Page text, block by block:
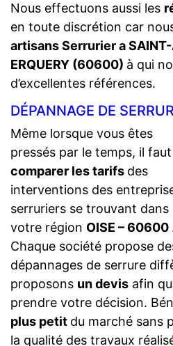
Nous effectuons aussi les
en toute discrétion car
artisans Serrurier a
ERQUERY (60600) à qui
d’excellentes références.
DÉPANNAGE DE
Même lorsque vous êtes
pressés par le temps, il faut
comparer les tarifs des
interventions des
serruriers se trouvant dans
votre région OISE – 60600
Chaque société propose
dépannages de serrure
proposons un devis afin
prendre votre décision.
plus petit du marché sans
la qualité des travaux